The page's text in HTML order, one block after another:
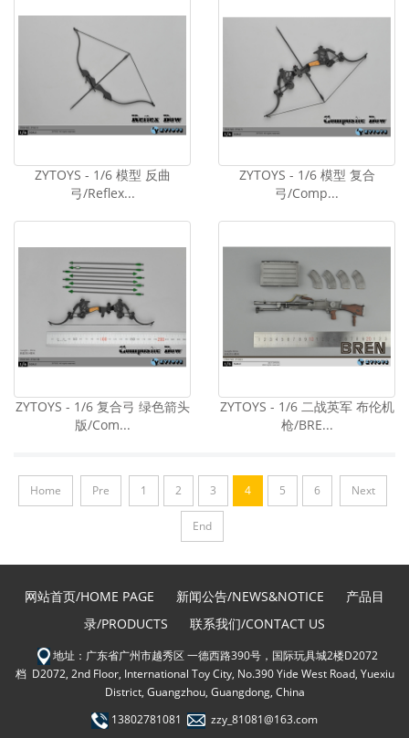
ZYTOYS - 1/6 模型 反曲
弓/Reflex...
ZYTOYS - 1/6 模型 复合
弓/Comp...
ZYTOYS - 1/6 复合弓 绿色箭头
版/Com...
ZYTOYS - 1/6 二战英军 布伦机
枪/BRE...
Home Pre 1 2 3 4 5 6 Next
End
网站首页/HOME PAGE 新闻公告/NEWS&NOTICE
产品目
录/PRODUCTS
联系我们/CONTACT US
地址：广东省广州市越秀区 一德西路390号，国际玩具城2楼D2072
档 D2072, 2nd Floor, International Toy City, No.390 Yide West Road, Yuexiu
District, Guangzhou, Guangdong, China
13802781081
zzy_81081@163.com